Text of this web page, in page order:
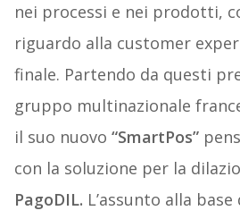
nei processi e nei prodotti,
riguardo alla customer
finale. Partendo da questi
gruppo multinazionale
il suo nuovo “SmartPos”
con la soluzione per la
PagoDIL. L’assunto alla base